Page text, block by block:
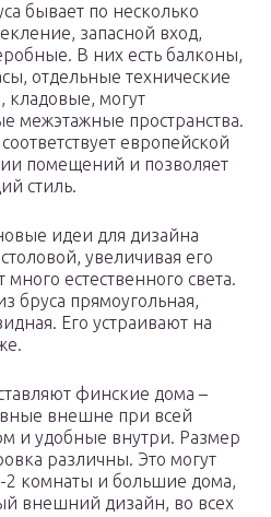
бывает по несколько
запасной вход,
В них есть балконы,
отдельные технические
кладовые, могут
межэтажные пространства.
европейской
помещений и позволяет
стиль.
идеи для дизайна
увеличивая его
естественного света.
бруса прямоугольная,
Его устраивают на
финские дома –
внешне при всей
и удобные внутри. Размер
различны. Это могут
комнаты и большие дома,
внешний дизайн, во всех